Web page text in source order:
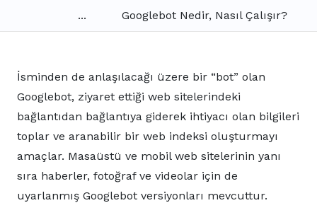
... Googlebot Nedir, Nasıl Çalışır?
İsminden de anlaşılacağı üzere bir “bot” olan
Googlebot, ziyaret ettiği web sitelerindeki
bağlantıdan bağlantıya giderek ihtiyacı olan bilgileri
toplar ve aranabilir bir web indeksi oluşturmayı
amaçlar. Masaüstü ve mobil web sitelerinin yanı
sıra haberler, fotoğraf ve videolar için de
uyarlanmış Googlebot versiyonları mevcuttur.